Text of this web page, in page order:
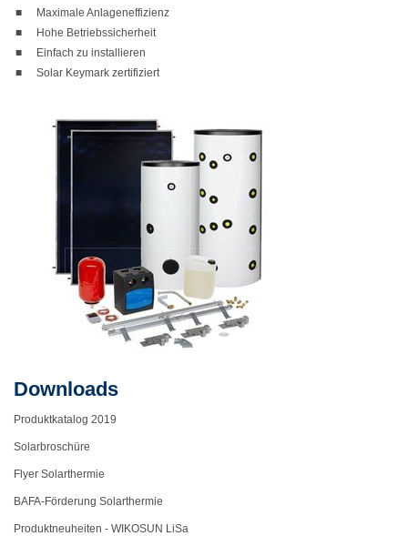
■
Maximale Anlageneffizienz
■
Hohe Betriebssicherheit
■
Einfach zu installieren
■
Solar Keymark zertifiziert
Downloads
Produktkatalog 2019
Solarbroschüre
Flyer Solarthermie
BAFA-Förderung Solarthermie
Produktneuheiten - WIKOSUN LiSa